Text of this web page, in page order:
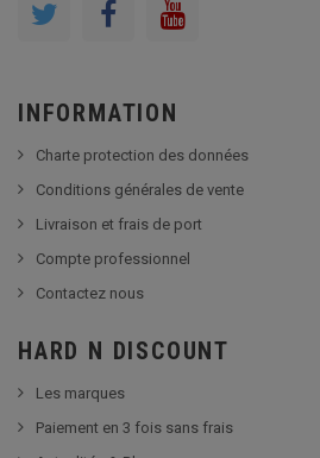
INFORMATION
Charte protection des données
Conditions générales de vente
Livraison et frais de port
Compte professionnel
Contactez nous
HARD N DISCOUNT
Les marques
Paiement en 3 fois sans frais